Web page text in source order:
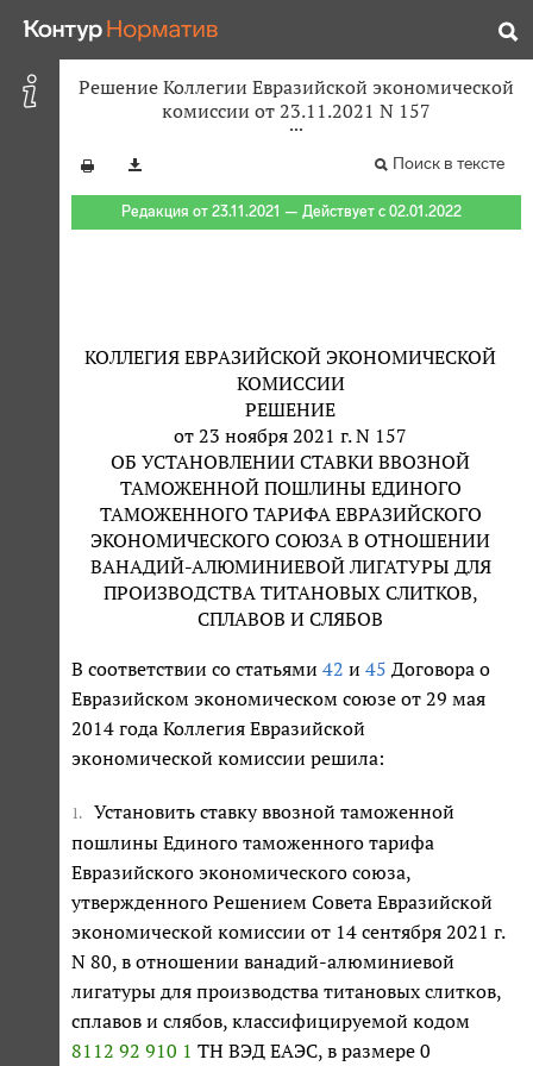
Решение Коллегии Евразийской экономической
комиссии от 23.11.2021 N 157
Поиск в тексте
Редакция от 23.11.2021 — Действует с 02.01.2022
КОЛЛЕГИЯ ЕВРАЗИЙСКОЙ ЭКОНОМИЧЕСКОЙ
КОМИССИИ
РЕШЕНИЕ
от 23 ноября 2021 г. N 157
ОБ УСТАНОВЛЕНИИ СТАВКИ ВВОЗНОЙ
ТАМОЖЕННОЙ ПОШЛИНЫ ЕДИНОГО
ТАМОЖЕННОГО ТАРИФА ЕВРАЗИЙСКОГО
ЭКОНОМИЧЕСКОГО СОЮЗА В ОТНОШЕНИИ
ВАНАДИЙ-АЛЮМИНИЕВОЙ ЛИГАТУРЫ ДЛЯ
ПРОИЗВОДСТВА ТИТАНОВЫХ СЛИТКОВ,
СПЛАВОВ И СЛЯБОВ
В соответствии со статьями 42 и 45 Договора о
Евразийском экономическом союзе от 29 мая
2014 года Коллегия Евразийской
экономической комиссии решила:
1.
Установить ставку ввозной таможенной
пошлины Единого таможенного тарифа
Евразийского экономического союза,
утвержденного Решением Совета Евразийской
экономической комиссии от 14 сентября 2021 г.
N 80, в отношении ванадий-алюминиевой
лигатуры для производства титановых слитков,
сплавов и слябов, классифицируемой кодом
8112 92 910 1 ТН ВЭД ЕАЭС, в размере 0